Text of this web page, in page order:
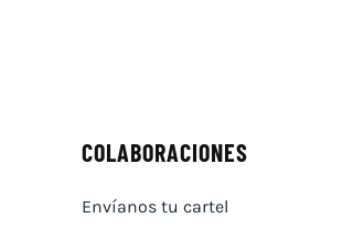
COLABORACIONES
Envíanos tu cartel